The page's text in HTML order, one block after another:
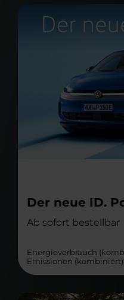
Der neue ID.
Ab sofort bestellbar
Energieverbrauch
Emissionen